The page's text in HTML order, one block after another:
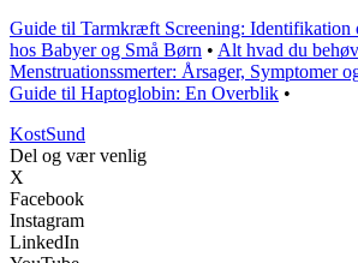
Guide til Tarmkræft Screening: Identifikation
hos Babyer og Små Børn • Alt hvad du
Menstruationssmerter: Årsager, Symptomer
Guide til Haptoglobin: En Overblik •
KostSund
Del og vær venlig
X
Facebook
Instagram
LinkedIn